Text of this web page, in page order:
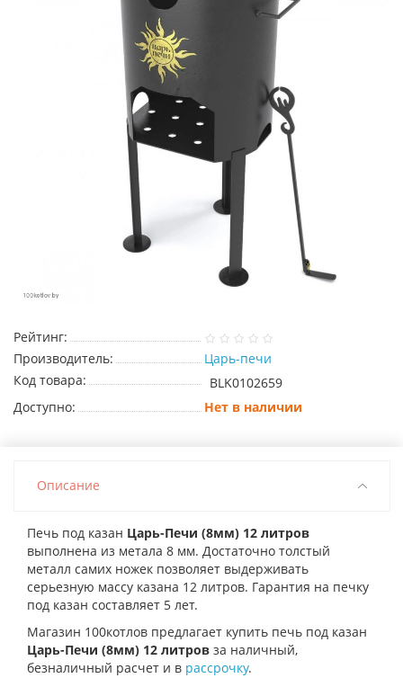
Рейтинг:
Производитель:
Царь-печи
Код товара:
BLK0102659
Доступно:
Нет в наличии
Описание
Печь под казан Царь-Печи (8мм) 12 литров
выполнена из метала 8 мм. Достаточно толстый
металл самих ножек позволяет выдерживать
серьезную массу казана 12 литров. Гарантия на печку
под казан составляет 5 лет.
Магазин 100котлов предлагает купить печь под казан
Царь-Печи (8мм) 12 литров за наличный,
безналичный расчет и в рассрочку.